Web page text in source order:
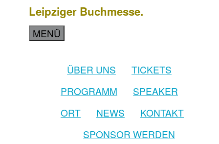
Leipziger Buchmesse.
MENÜ
ÜBER UNS
TICKETS
PROGRAMM
SPEAKER
ORT
NEWS
KONTAKT
SPONSOR WERDEN